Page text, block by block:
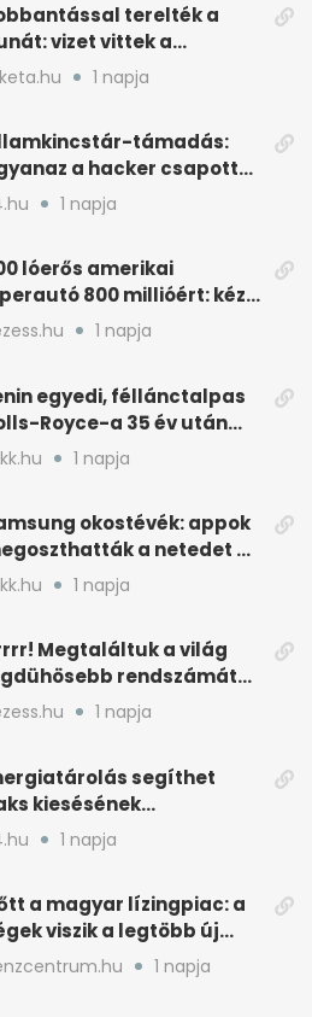
terelték a
vizet vittek a
atomerőmű felé
1 napja
támadás:
a hacker csapott
mint Romániában
1 napja
lóerős amerikai
800 millióért: kézi
jön1 napja
egyedi, féllánctalpas
Royce-a 35 év után
a garázsból
1 napja
okostévék: appok
a netedet a
nélkül
1 napja
Megtaláltuk a világ
rendszámát
az árát is1 napja
segíthet
kiesésének
1 napja
a magyar lízingpiac: a
viszik a legtöbb új
2024-ben
1 napja